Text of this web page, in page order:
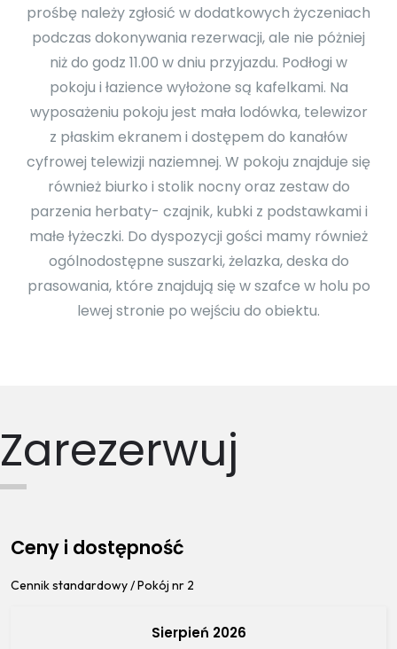
prośbę należy zgłosić w dodatkowych życzeniach
podczas dokonywania rezerwacji, ale nie póżniej
niż do godz 11.00 w dniu przyjazdu. Podłogi w
pokoju i łazience wyłożone są kafelkami. Na
wyposażeniu pokoju jest mała lodówka, telewizor
z płaskim ekranem i dostępem do kanałów
cyfrowej telewizji naziemnej. W pokoju znajduje się
również biurko i stolik nocny oraz zestaw do
parzenia herbaty- czajnik, kubki z podstawkami i
małe łyżeczki. Do dyspozycji gości mamy również
ogólnodostępne suszarki, żelazka, deska do
prasowania, które znajdują się w szafce w holu po
lewej stronie po wejściu do obiektu.
Zarezerwuj